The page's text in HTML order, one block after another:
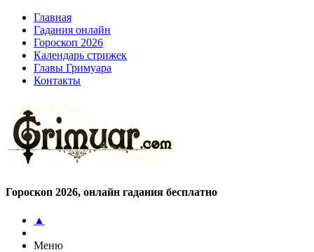
Главная
Гадания онлайн
Гороскоп 2026
Календарь стрижек
Главы Гримуара
Контакты
Гороскоп 2026, онлайн гадания бесплатно
▲
Меню